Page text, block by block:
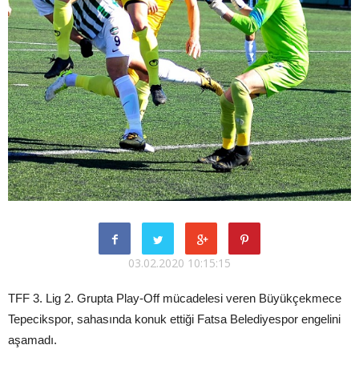
03.02.2020 10:15:15
TFF 3. Lig 2. Grupta Play-Off mücadelesi veren Büyükçekmece
Tepecikspor, sahasında konuk ettiği Fatsa Belediyespor engelini
aşamadı.